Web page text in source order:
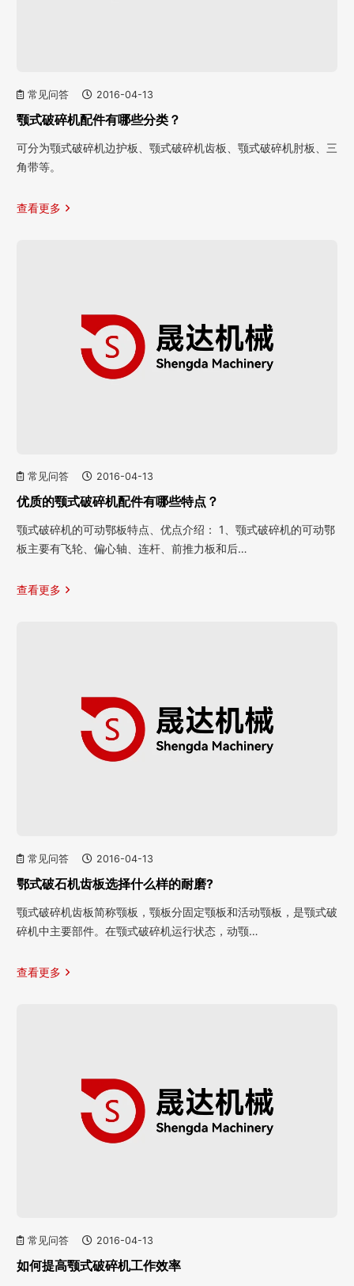
常见问答 2016-04-13
颚式破碎机配件有哪些分类？
可分为颚式破碎机边护板、颚式破碎机齿板、颚式破碎机肘板、三
角带等。
查看更多
常见问答 2016-04-13
优质的颚式破碎机配件有哪些特点？
颚式破碎机的可动鄂板特点、优点介绍： 1、颚式破碎机的可动鄂
板主要有飞轮、偏心轴、连杆、前推力板和后…
查看更多
常见问答 2016-04-13
鄂式破石机齿板选择什么样的耐磨?
颚式破碎机齿板简称颚板，颚板分固定颚板和活动颚板，是颚式破
碎机中主要部件。在颚式破碎机运行状态，动颚…
查看更多
常见问答 2016-04-13
如何提高颚式破碎机工作效率